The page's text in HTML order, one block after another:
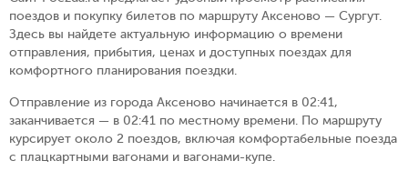
поездов и покупку билетов по маршруту Аксеново — Сургут.
Здесь вы найдете актуальную информацию о времени
отправления, прибытия, ценах и доступных поездах для
комфортного планирования поездки.
Отправление из города Аксеново начинается в 02:41,
заканчивается — в 02:41 по местному времени. По маршруту
курсирует около 2 поездов, включая комфортабельные поезда
с плацкартными вагонами и вагонами-купе.